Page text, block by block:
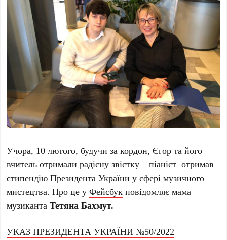
Учора, 10 лютого, будучи за кордон, Єгор та його
вчитель отримали радісну звістку – піаніст отримав
стипендію Президента України у сфері музичного
мистецтва. Про це уФейсбук повідомляє мама
музикантаТетяна Бахмут.
УКАЗ ПРЕЗИДЕНТА УКРАЇНИ №50/2022